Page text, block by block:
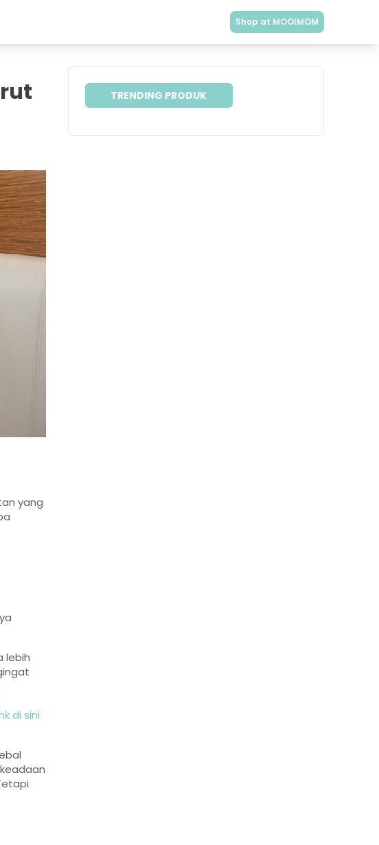
Shop at MOOIMOM
yang
lebih
di sini
TRENDING PRODUK